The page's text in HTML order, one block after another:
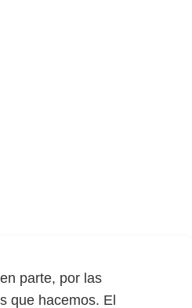
parte, por las
que hacemos. El